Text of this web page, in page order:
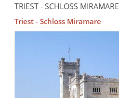
TRIEST - SCHLOSS MIRAMARE
Triest - Schloss Miramare